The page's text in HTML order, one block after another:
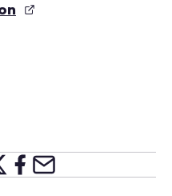
sursurX
Partager
Partager